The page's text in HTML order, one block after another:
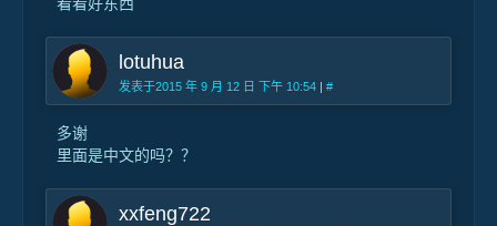
lotuhua
发表于2015 年 9 月 12 日 下午 10:54 | #
多谢
里面是中文的吗？？
xxfeng722